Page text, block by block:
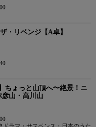
・リベンジ【A卓】
ちょっと山頂へ〜絶景！ニ
彦山・高川山